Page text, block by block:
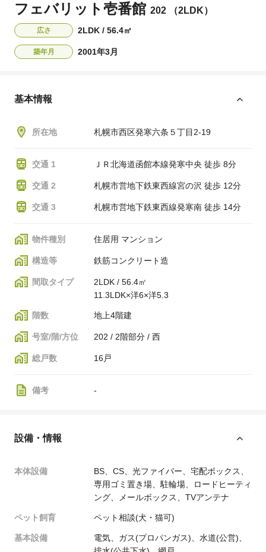
フェバリット壱番館 202 （2LDK）
広さ 2LDK / 56.4㎡
築年月 2001年3月
基本情報
所在地 札幌市西区発寒六条５丁目2-19
交通 1 ＪＲ北海道函館本線発寒中央 徒歩 8分
交通 2 札幌市営地下鉄東西線宮の沢 徒歩 12分
交通 3 札幌市営地下鉄東西線発寒南 徒歩 14分
物件種別 住居用 マンション
構造等 鉄筋コンクリート造
間取タイプ
2LDK / 56.4㎡
11.3LDK×洋6×洋5.3
階数 地上4階建
号室/階/方位 202 / 2階部分 / 西
総戸数 16戸
備考 -
設備・情報
本体設備
BS、CS、光ファイバー、宅配ボックス、
専用ゴミ置き場、駐輪場、ロードヒーティ
ング、メールボックス、TVアンテナ
ペット飼育 ペット相談(犬・猫可)
基本設備
電気、ガス(プロパンガス)、水道(公営)、